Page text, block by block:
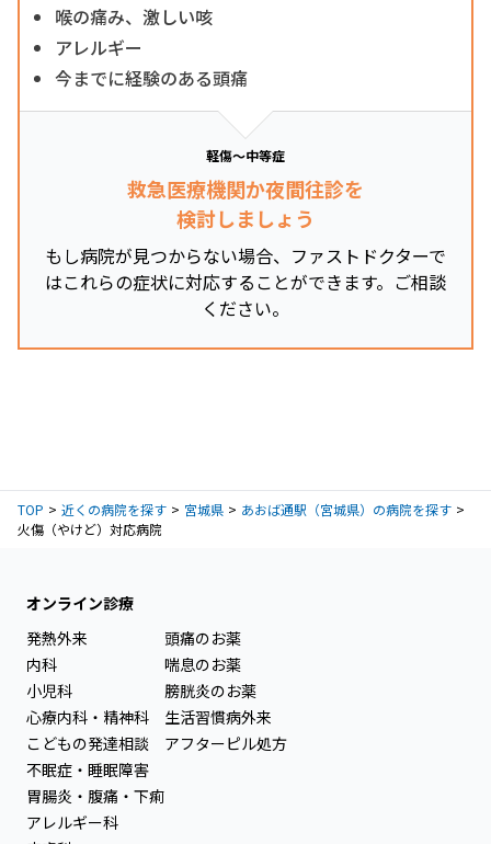
喉の痛み、激しい咳
アレルギー
今までに経験のある頭痛
軽傷～中等症
救急医療機関か夜間往診を
検討しましょう
もし病院が見つからない場合、ファストドクターで
はこれらの症状に対応することができます。ご相談
ください。
TOP 近くの病院を探す 宮城県
あおば通駅（宮城県）の病院を探す
火傷（やけど）対応病院
オンライン診療
発熱外来
内科
小児科
心療内科・精神科
こどもの発達相談
不眠症・睡眠障害
胃腸炎・腹痛・下痢
アレルギー科
頭痛のお薬
喘息のお薬
膀胱炎のお薬
生活習慣病外来
アフターピル処方